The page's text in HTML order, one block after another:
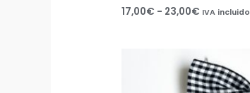
17,00€ - 23,00€ IVA incluido